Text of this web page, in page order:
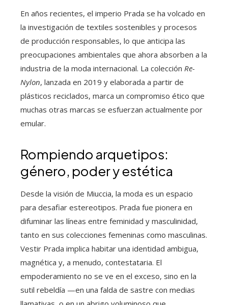
En años recientes, el imperio Prada se ha volcado en
la investigación de textiles sostenibles y procesos
de producción responsables, lo que anticipa las
preocupaciones ambientales que ahora absorben a la
industria de la moda internacional. La colección Re-
Nylon, lanzada en 2019 y elaborada a partir de
plásticos reciclados, marca un compromiso ético que
muchas otras marcas se esfuerzan actualmente por
emular.
Rompiendo arquetipos:
género, poder y estética
Desde la visión de Miuccia, la moda es un espacio
para desafiar estereotipos. Prada fue pionera en
difuminar las líneas entre feminidad y masculinidad,
tanto en sus colecciones femeninas como masculinas.
Vestir Prada implica habitar una identidad ambigua,
magnética y, a menudo, contestataria. El
empoderamiento no se ve en el exceso, sino en la
sutil rebeldía —en una falda de sastre con medias